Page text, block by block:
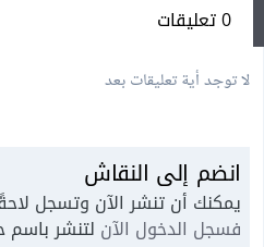
0 تعليقات
لا توجد أية تعليقات بعد
انضم إلى النقاش
يمكنك أن تنشر الآن وتسجل
فسجل الدخول الآن لتنشر